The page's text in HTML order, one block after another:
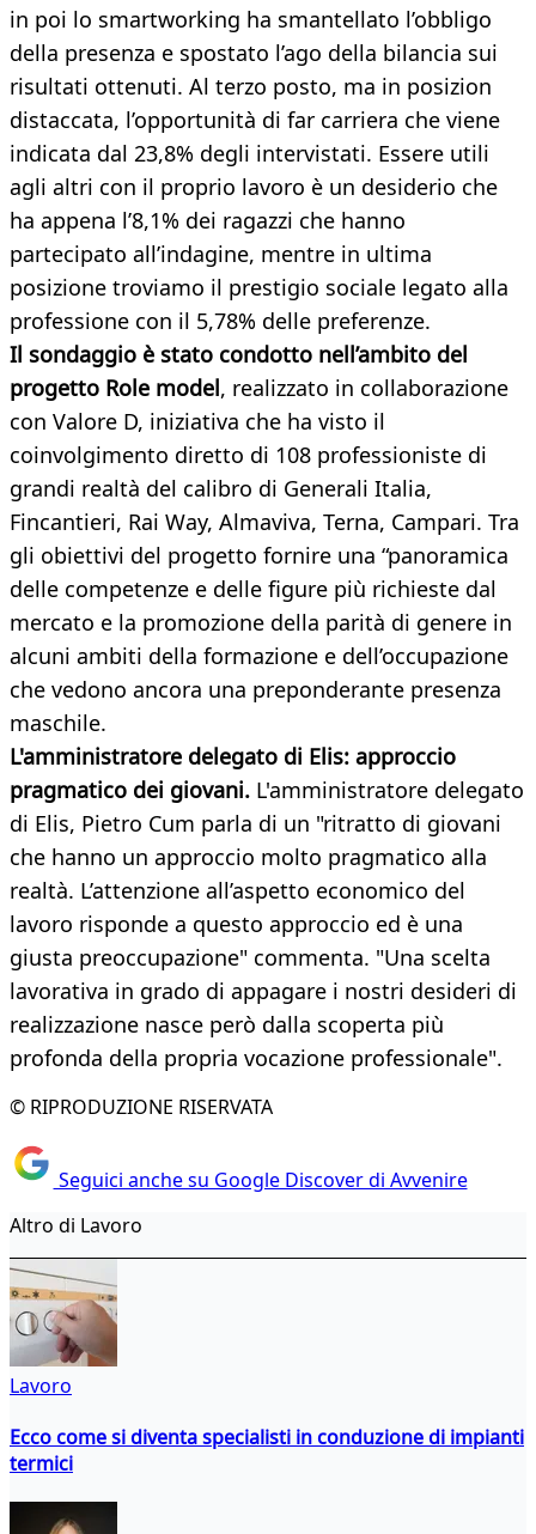
in poi lo smartworking ha smantellato l’obbligo
della presenza e spostato l’ago della bilancia sui
risultati ottenuti. Al terzo posto, ma in posizion
distaccata, l’opportunità di far carriera che viene
indicata dal 23,8% degli intervistati. Essere utili
agli altri con il proprio lavoro è un desiderio che
ha appena l’8,1% dei ragazzi che hanno
partecipato all’indagine, mentre in ultima
posizione troviamo il prestigio sociale legato alla
professione con il 5,78% delle preferenze.
Il sondaggio è stato condotto nell’ambito del
progetto Role model, realizzato in collaborazione
con Valore D, iniziativa che ha visto il
coinvolgimento diretto di 108 professioniste di
grandi realtà del calibro di Generali Italia,
Fincantieri, Rai Way, Almaviva, Terna, Campari. Tra
gli obiettivi del progetto fornire una “panoramica
delle competenze e delle figure più richieste dal
mercato e la promozione della parità di genere in
alcuni ambiti della formazione e dell’occupazione
che vedono ancora una preponderante presenza
maschile.
L'amministratore delegato di Elis: approccio
pragmatico dei giovani. L'amministratore delegato
di Elis, Pietro Cum parla di un "ritratto di giovani
che hanno un approccio molto pragmatico alla
realtà. L’attenzione all’aspetto economico del
lavoro risponde a questo approccio ed è una
giusta preoccupazione" commenta. "Una scelta
lavorativa in grado di appagare i nostri desideri di
realizzazione nasce però dalla scoperta più
profonda della propria vocazione professionale".
© RIPRODUZIONE RISERVATA
Seguici anche su Google Discover di Avvenire
Altro di Lavoro
Lavoro
Ecco come si diventa specialisti in conduzione di impianti
termici